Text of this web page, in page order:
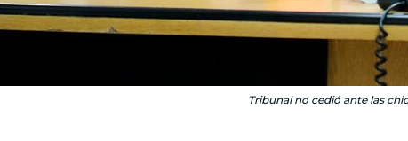
Tribunal no cedió ante las